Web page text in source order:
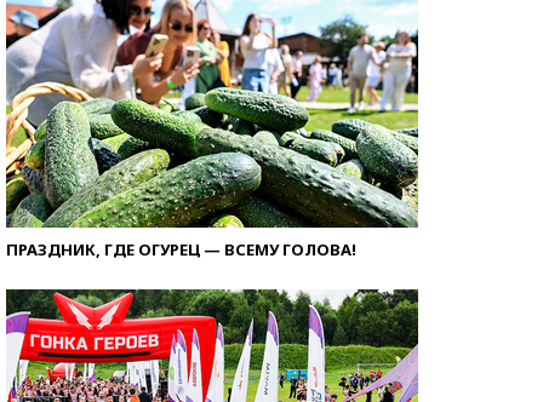
ПРАЗДНИК, ГДЕ ОГУРЕЦ — ВСЕМУ ГОЛОВА!